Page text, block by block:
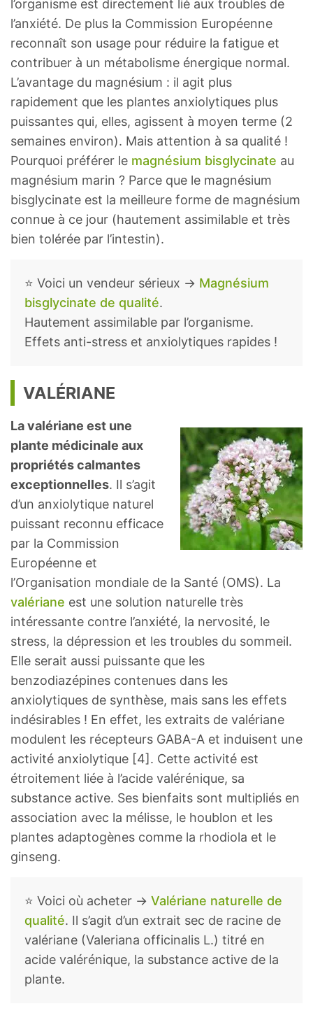
l’organisme est directement lié aux troubles de
l’anxiété. De plus la Commission Européenne
reconnaît son usage pour réduire la fatigue et
contribuer à un métabolisme énergique normal.
L’avantage du magnésium : il agit plus
rapidement que les plantes anxiolytiques plus
puissantes qui, elles, agissent à moyen terme (2
semaines environ). Mais attention à sa qualité !
Pourquoi préférer le magnésium bisglycinate au
magnésium marin ? Parce que le magnésium
bisglycinate est la meilleure forme de magnésium
connue à ce jour (hautement assimilable et très
bien tolérée par l’intestin).
⭐ Voici un vendeur sérieux → Magnésium
bisglycinate de qualité.
Hautement assimilable par l’organisme.
Effets anti-stress et anxiolytiques rapides !
VALÉRIANE
La valériane est une
plante médicinale aux
propriétés calmantes
exceptionnelles. Il s’agit
d’un anxiolytique naturel
puissant reconnu efficace
par la Commission
Européenne et
l’Organisation mondiale de la Santé (OMS). La
valériane est une solution naturelle très
intéressante contre l’anxiété, la nervosité, le
stress, la dépression et les troubles du sommeil.
Elle serait aussi puissante que les
benzodiazépines contenues dans les
anxiolytiques de synthèse, mais sans les effets
indésirables ! En effet, les extraits de valériane
modulent les récepteurs GABA-A et induisent une
activité anxiolytique [4]. Cette activité est
étroitement liée à l’acide valérénique, sa
substance active. Ses bienfaits sont multipliés en
association avec la mélisse, le houblon et les
plantes adaptogènes comme la rhodiola et le
ginseng.
⭐ Voici où acheter → Valériane naturelle de
qualité. Il s’agit d’un extrait sec de racine de
valériane (Valeriana officinalis L.) titré en
acide valérénique, la substance active de la
plante.